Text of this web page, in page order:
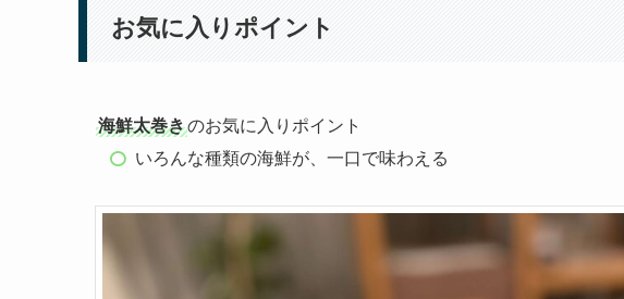
お気に入りポイント
海鮮太巻きのお気に入りポイント
いろんな種類の海鮮が、一口で味わえる